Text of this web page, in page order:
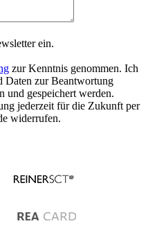
ein.
zur Kenntnis genommen. Ich
Daten zur Beantwortung
und gespeichert werden.
jederzeit für die Zukunft per
widerrufen.